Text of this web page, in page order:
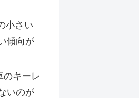
小さい
傾向が
キーレ
いのが